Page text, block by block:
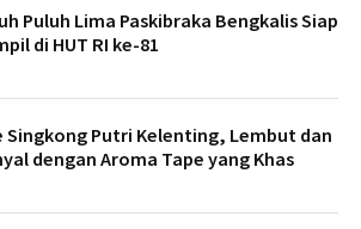
Puluh Lima Paskibraka Bengkalis Siap
di HUT RI ke-81
Singkong Putri Kelenting, Lembut dan
dengan Aroma Tape yang Khas